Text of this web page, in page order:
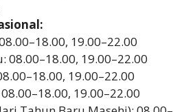
19.00–22.00
08.00–18.00, 19.00–22.00
19.00–22.00
19.00–22.00